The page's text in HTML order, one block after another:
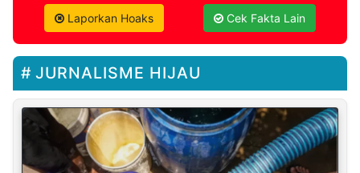
Laporkan Hoaks Cek Fakta Lain
JURNALISME HIJAU